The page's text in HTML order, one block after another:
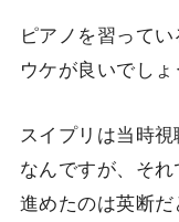
ピアノを習って
ウケが良いでしょ
スイプリは当時
なんですが、そ
進めたのは英断だ